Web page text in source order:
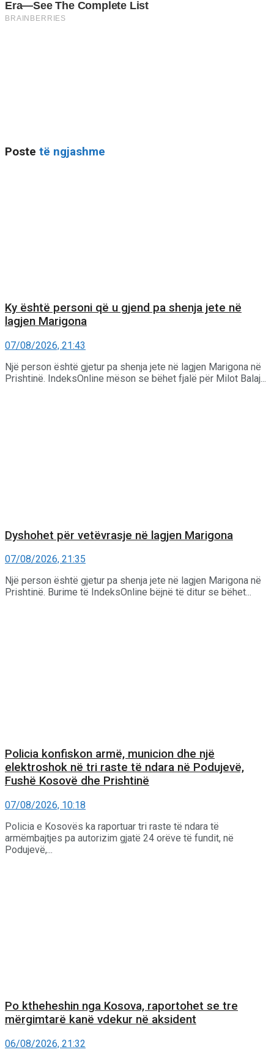
Poste të ngjashme
Ky është personi që u gjend pa shenja jete në
lagjen Marigona
07/08/2026, 21:43
Një person është gjetur pa shenja jete në lagjen Marigona në
Prishtinë. IndeksOnline mëson se bëhet fjalë për Milot Balaj...
Dyshohet për vetëvrasje në lagjen Marigona
07/08/2026, 21:35
Një person është gjetur pa shenja jete në lagjen Marigona në
Prishtinë. Burime të IndeksOnline bëjnë të ditur se bëhet...
Policia konfiskon armë, municion dhe një
elektroshok në tri raste të ndara në Podujevë,
Fushë Kosovë dhe Prishtinë
07/08/2026, 10:18
Policia e Kosovës ka raportuar tri raste të ndara të
armëmbajtjes pa autorizim gjatë 24 orëve të fundit, në
Podujevë,...
Po ktheheshin nga Kosova, raportohet se tre
mërgimtarë kanë vdekur në aksident
06/08/2026, 21:32